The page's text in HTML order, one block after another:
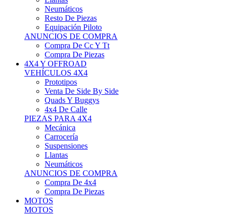
Resto De Piezas
Equipación Piloto
ANUNCIOS DE COMPRA
Compra De Cc Y Tt
Compra De Piezas
4X4 Y OFFROAD
VEHÍCULOS 4X4
Prototipos
Venta De Side By Side
Quads Y Buggys
4x4 De Calle
PIEZAS PARA 4X4
Mecánica
Carrocería
Suspensiones
Llantas
Neumáticos
ANUNCIOS DE COMPRA
Compra De 4x4
Compra De Piezas
MOTOS
MOTOS
Motos De Circuito